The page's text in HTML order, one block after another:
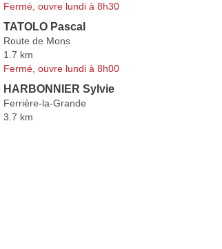
Fermé, ouvre lundi à 8h30
TATOLO Pascal
Route de Mons
1.7 km
Fermé, ouvre lundi à 8h00
HARBONNIER Sylvie
Ferrière-la-Grande
3.7 km